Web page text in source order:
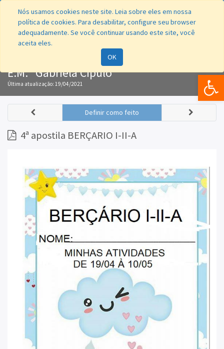
Nós usamos cookies neste site. Leia sobre eles em nossa
política de cookies. Para desabilitar, configure seu browser
adequadamente. Se você continuar usando este site, você
aceita eles.
OK
Navegação
E.M. "Gabriela Cipulo"
Última atualização: 19/04/2021
4ª apostila BERÇARIO I-II-A
Definir como feito